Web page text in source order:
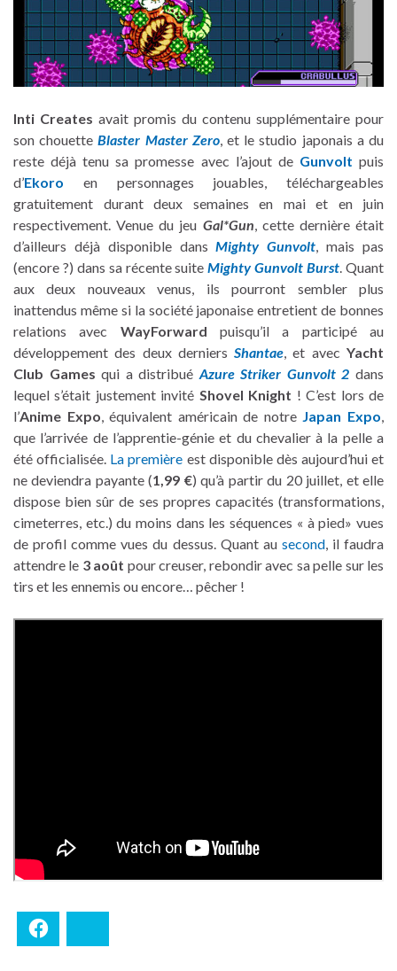
Inti Creates avait promis du contenu supplémentaire pour
son chouetteBlaster Master Zero, et le studio japonais a du
reste déjà tenu sa promesse avec l’ajout de Gunvolt puis
d’Ekoro en personnages jouables, téléchargeables
gratuitement durant deux semaines en mai et en juin
respectivement. Venue du jeu Gal*Gun, cette dernière était
d’ailleurs déjà disponible dansMighty Gunvolt, mais pas
(encore ?) dans sa récente suiteMighty Gunvolt Burst. Quant
aux deux nouveaux venus, ils pourront sembler plus
inattendus même si la société japonaise entretient de bonnes
relations avec WayForward puisqu’il a participé au
développement des deux derniersShantae, et avecYacht
Club Games qui a distribué Azure Striker Gunvolt 2 dans
lequel s’était justement invité Shovel Knight ! C’est lors de
l’Anime Expo, équivalent américain de notre Japan Expo,
que l’arrivée de l’apprentie-génie et du chevalier à la pelle a
été officialisée. La première est disponible dès aujourd’hui et
ne deviendra payante (1,99 €) qu’à partir du 20 juillet, et elle
dispose bien sûr de ses propres capacités (transformations,
cimeterres, etc.) du moins dans les séquences « à pied» vues
de profil comme vues du dessus. Quant au second, il faudra
attendre le 3 août pour creuser, rebondir avec sa pelle sur les
tirs et les ennemis ou encore… pêcher !